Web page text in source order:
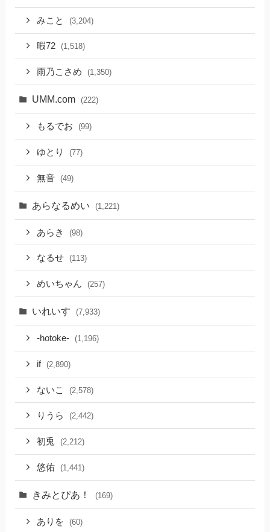
みこと (3,204)
暇72 (1,518)
雨乃こさめ (1,350)
UMM.com (222)
もるでお (99)
ゆとり (77)
無音 (49)
あらなるめい (1,221)
あらき (98)
なるせ (113)
めいちゃん (257)
いれいす (7,933)
-hotoke- (1,196)
if (2,890)
ないこ (2,578)
りうら (2,442)
初兎 (2,212)
悠佑 (1,441)
きみとぴあ！ (169)
ありを (60)